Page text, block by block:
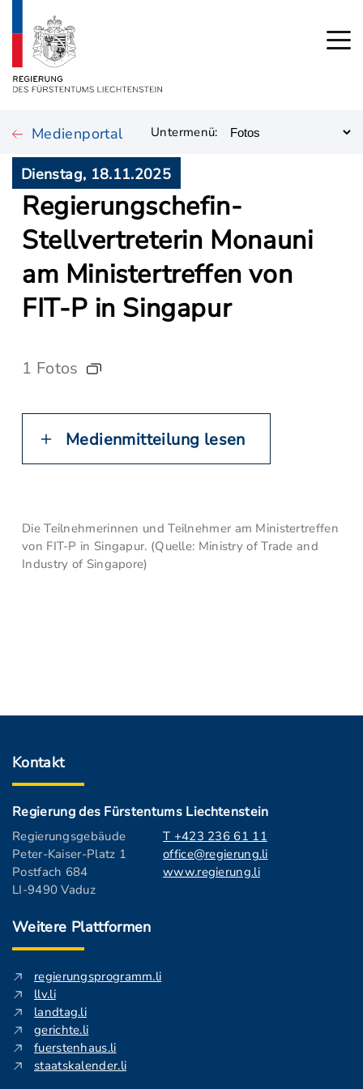
Medienportal Untermenü:
Dienstag, 18.11.2025
Regierungschefin-
Stellvertreterin Monauni
am Ministertreffen von
FIT-P in Singapur
1 Fotos
Medienmitteilung lesen
Die Teilnehmerinnen und Teilnehmer am Ministertreffen
von FIT-P in Singapur. (Quelle: Ministry of Trade and
Industry of Singapore)
Kontakt
Regierung des Fürstentums Liechtenstein
Regierungsgebäude
Peter-Kaiser-Platz 1
Postfach 684
LI-9490 Vaduz
T +423 236 61 11
office@regierung.li
www.regierung.li
Weitere Plattformen
regierungsprogramm.li
llv.li
landtag.li
gerichte.li
fuerstenhaus.li
staatskalender.li